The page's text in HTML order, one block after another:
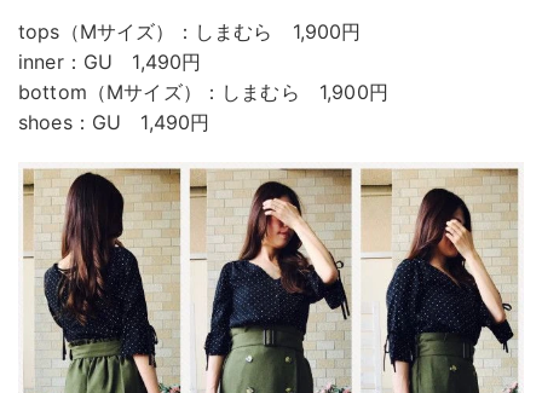
tops（Mサイズ）：しまむら 1,900円
inner：GU 1,490円
bottom（Mサイズ）：しまむら 1,900円
shoes：GU 1,490円